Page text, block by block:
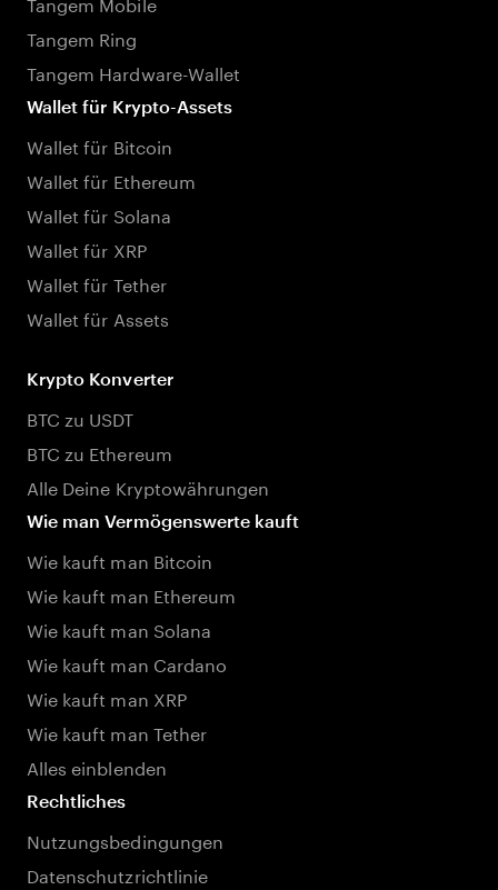
Tangem Ring
Tangem Hardware-Wallet
Wallet für Krypto-Assets
Wallet für Bitcoin
Wallet für Ethereum
Wallet für Solana
Wallet für XRP
Wallet für Tether
Wallet für Assets
Krypto Konverter
BTC zu USDT
BTC zu Ethereum
Alle Deine Kryptowährungen
Wie man Vermögenswerte kauft
Wie kauft man Bitcoin
Wie kauft man Ethereum
Wie kauft man Solana
Wie kauft man Cardano
Wie kauft man XRP
Wie kauft man Tether
Alles einblenden
Rechtliches
Nutzungsbedingungen
Datenschutzrichtlinie